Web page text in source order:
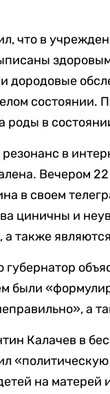
что в
дородовые
состоянии.
в
в
Вечером
в своем
циничны и
также
губернатор
были
а
Калачев в
на